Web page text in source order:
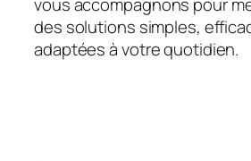
des solutions simples,
adaptées à votre quotidien.